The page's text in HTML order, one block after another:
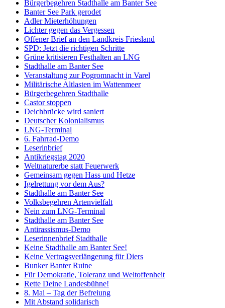
Bürgerbegehren Stadthalle am Banter See
Banter See Park gerodet
Adler Mieterhöhungen
Lichter gegen das Vergessen
Offener Brief an den Landkreis Friesland
SPD: Jetzt die richtigen Schritte
Grüne kritisieren Festhalten an LNG
Stadthalle am Banter See
Veranstaltung zur Pogromnacht in Varel
Militärische Altlasten im Wattenmeer
Bürgerbegehren Stadthalle
Castor stoppen
Deichbrücke wird saniert
Deutscher Kolonialismus
LNG-Terminal
6. Fahrrad-Demo
Leserinbrief
Antikriegstag 2020
Weltnaturerbe statt Feuerwerk
Gemeinsam gegen Hass und Hetze
Igelrettung vor dem Aus?
Stadthalle am Banter See
Volksbegehren Artenvielfalt
Nein zum LNG-Terminal
Stadthalle am Banter See
Antirassismus-Demo
Leserinnenbrief Stadthalle
Keine Stadthalle am Banter See!
Keine Vertragsverlängerung für Diers
Bunker Banter Ruine
Für Demokratie, Toleranz und Weltoffenheit
Rette Deine Landesbühne!
8. Mai – Tag der Befreiung
Mit Abstand solidarisch